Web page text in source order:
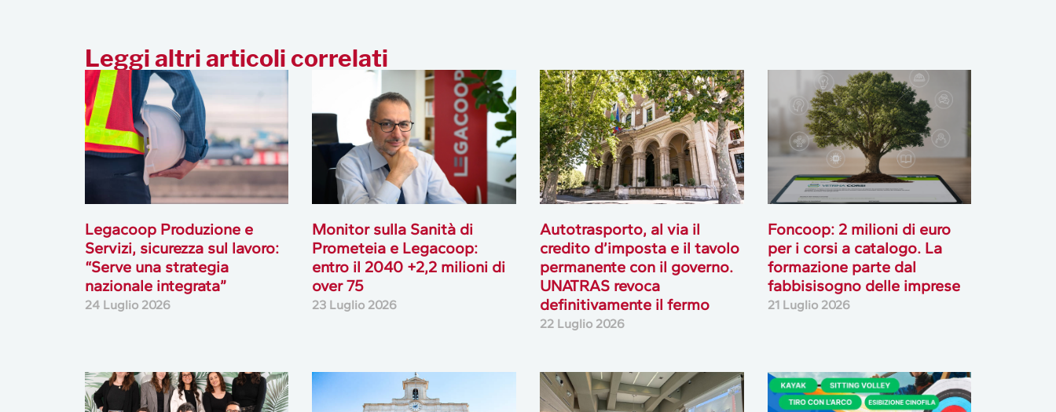
Leggi altri articoli correlati
Legacoop Produzione e
Servizi, sicurezza sul lavoro:
“Serve una strategia
nazionale integrata”
24 Luglio 2026
Monitor sulla Sanità di
Prometeia e Legacoop:
entro il 2040 +2,2 milioni di
over 75
23 Luglio 2026
Autotrasporto, al via il
credito d’imposta e il tavolo
permanente con il governo.
UNATRAS revoca
definitivamente il fermo
22 Luglio 2026
Foncoop: 2 milioni di euro
per i corsi a catalogo. La
formazione parte dal
fabbisisogno delle imprese
21 Luglio 2026